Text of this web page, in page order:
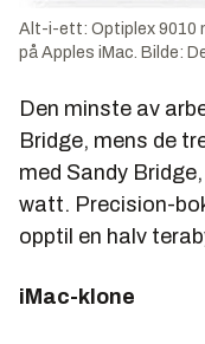
Alt-i-ett: Optiplex 9010
på Apples iMac. Bilde:
Den minste av
Bridge, mens de
med Sandy
watt. Precision-
opptil en halv
iMac-klone